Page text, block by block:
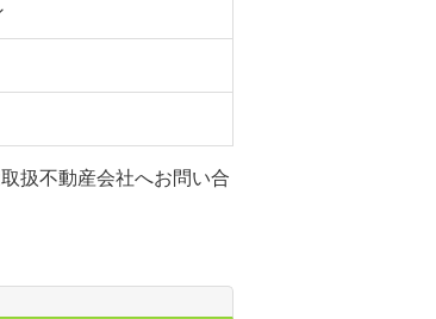
扱不動産会社へお問い合